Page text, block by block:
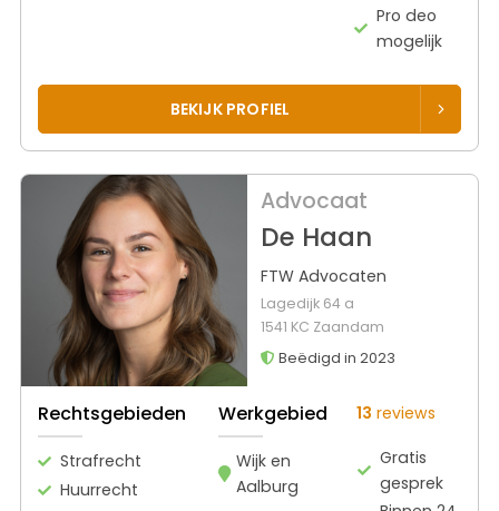
Pro deo
mogelijk
BEKIJK PROFIEL
Advocaat
De Haan
FTW Advocaten
Lagedijk 64 a
1541 KC Zaandam
Beëdigd in 2023
Rechtsgebieden
Strafrecht
Huurrecht
Werkgebied
Wijk en
Aalburg
13 reviews
Gratis
gesprek